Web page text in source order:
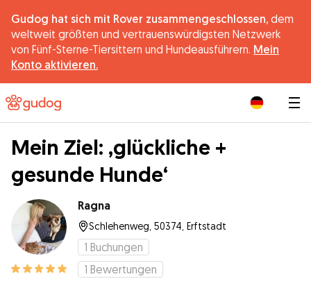
Gudog hat sich mit Rover zusammengeschlossen, dem
weltweit größten und vertrauenswürdigsten Netzwerk
von Fünf-Sterne-Tiersittern und Hundeausführern. Mein
Konto aktivieren.
Mein Ziel: ‚glückliche +
gesunde Hunde‘
Ragna
Schlehenweg, 50374, Erftstadt
1 Buchungen
1 Bewertungen